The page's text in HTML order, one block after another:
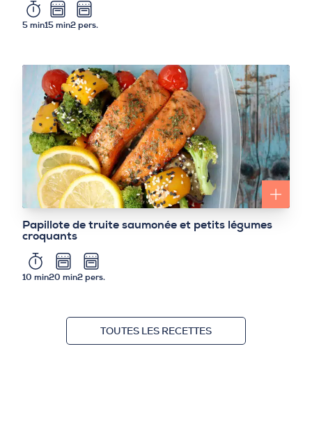
5 min15 min2 pers.
Papillote de truite saumonée et petits légumes
croquants
10 min20 min2 pers.
TOUTES LES RECETTES